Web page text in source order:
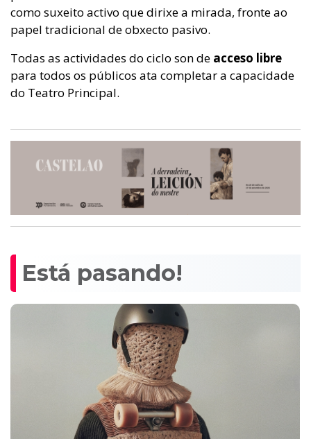
como suxeito activo que dirixe a mirada, fronte ao
papel tradicional de obxecto pasivo.
Todas as actividades do ciclo son de acceso libre
para todos os públicos ata completar a capacidade
do Teatro Principal.
Está pasando!